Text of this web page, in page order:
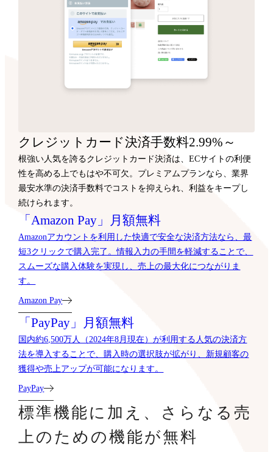
クレジットカード決済手数料2.99%～
根強い人気を誇るクレジットカード決済は、ECサイトの利便
性を高める上でもはや不可欠。プレミアムプランなら、業界
最安水準の決済手数料でコストを抑えられ、利益をキープし
続けられます。
「Amazon Pay」月額無料
Amazonアカウントを利用した快適で安全な決済方法なら、最
短3クリックで購入完了。情報入力の手間を軽減することで、
スムーズな購入体験を実現し、売上の最大化につながりま
す。
Amazon Pay
「PayPay」月額無料
国内約6,500万人（2024年8月現在）が利用する人気の決済方
法を導入することで、購入時の選択肢が拡がり、新規顧客の
獲得や売上アップが可能になります。
PayPay
標準機能に加え、さらなる売
上のための機能が無料